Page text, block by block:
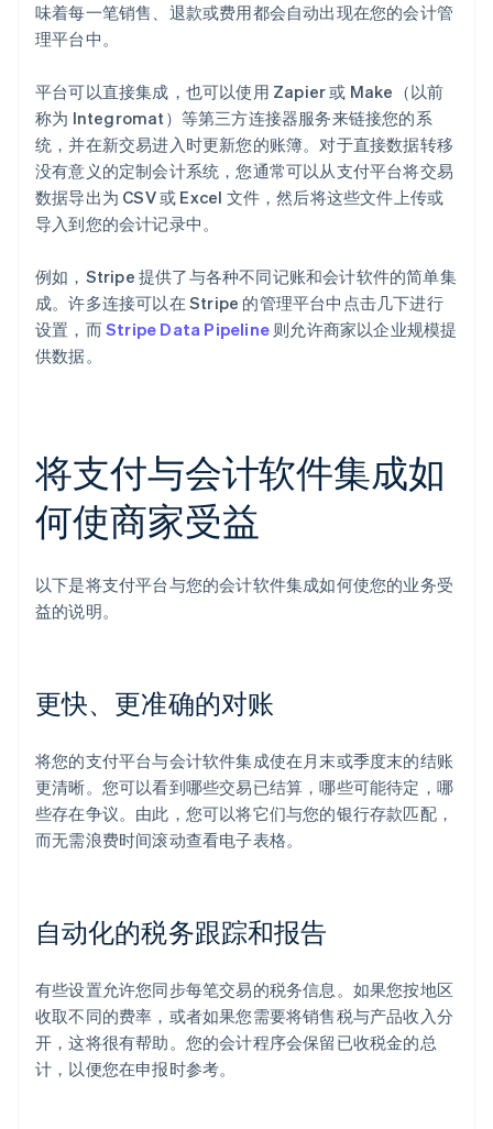
味着每一笔销售、退款或费用都会自动出现在您的会计管
理平台中。
平台可以直接集成，也可以使用 Zapier 或 Make（以前
称为 Integromat）等第三方连接器服务来链接您的系
统，并在新交易进入时更新您的账簿。对于直接数据转移
没有意义的定制会计系统，您通常可以从支付平台将交易
数据导出为 CSV 或 Excel 文件，然后将这些文件上传或
导入到您的会计记录中。
例如，Stripe 提供了与各种不同记账和会计软件的简单集
成。许多连接可以在 Stripe 的管理平台中点击几下进行
设置，而Stripe Data Pipeline 则允许商家以企业规模提
供数据。
将支付与会计软件集成如
何使商家受益
以下是将支付平台与您的会计软件集成如何使您的业务受
益的说明。
更快、更准确的对账
将您的支付平台与会计软件集成使在月末或季度末的结账
更清晰。您可以看到哪些交易已结算，哪些可能待定，哪
些存在争议。由此，您可以将它们与您的银行存款匹配，
而无需浪费时间滚动查看电子表格。
自动化的税务跟踪和报告
有些设置允许您同步每笔交易的税务信息。如果您按地区
收取不同的费率，或者如果您需要将销售税与产品收入分
开，这将很有帮助。您的会计程序会保留已收税金的总
计，以便您在申报时参考。